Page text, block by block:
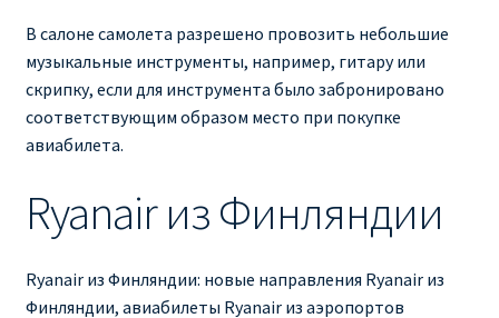
В салоне самолета разрешено провозить небольшие
музыкальные инструменты, например, гитару или
скрипку, если для инструмента было забронировано
соответствующим образом место при покупке
авиабилета.
Ryanair из Финляндии
Ryanair из Финляндии: новые направления Ryanair из
Финляндии, авиабилеты Ryanair из аэропортов